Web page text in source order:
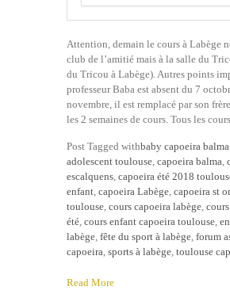
Attention, demain le cours à Labège
club de l’amitié mais à la salle du
du Tricou à Labège). Autres points
professeur Baba est absent du 7
novembre, il est remplacé par son
les 2 semaines de cours. Tous les
Post Tagged withbaby capoeira balma
adolescent toulouse, capoeira balma,
escalquens, capoeira été 2018
enfant, capoeira Labège, capoeira st
toulouse, cours capoeira labège,
été, cours enfant capoeira toulouse,
labège, fête du sport à labège, forum
capoeira, sports à labège, toulouse
Read More